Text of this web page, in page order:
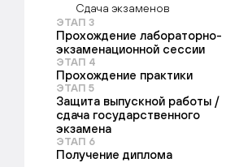
Сдача экзаменов
ЭТАП 3
Прохождение лабораторно-
экзаменационной сессии
ЭТАП 4
Прохождение практики
ЭТАП 5
Защита выпускной работы /
сдача государственного
экзамена
ЭТАП 6
Получение диплома